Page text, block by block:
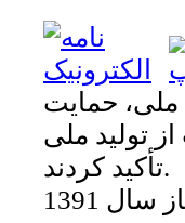
ملى، حمایت
تولید ملی
تأکید کردند.
متن کامل پیام مقام معظم رهبری به مناسبت آغاز سال 1391